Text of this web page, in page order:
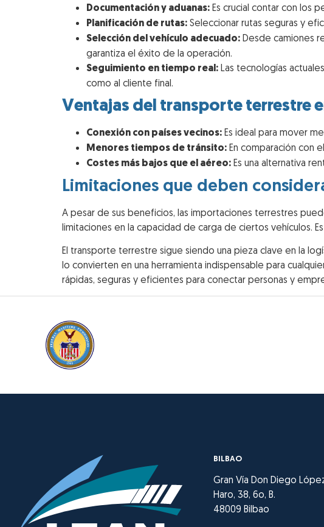
Documentación y aduanas: Es crucial contar con los
Planificación de rutas: Seleccionar rutas seguras y
Selección del vehículo adecuado: Desde camiones
garantiza el éxito de la operación.
Seguimiento en tiempo real: Las tecnologías
como al cliente final.
Ventajas del transporte terrestre
Conexión con países vecinos: Es ideal para mover
Menores tiempos de tránsito: En comparación con
Costes más bajos que el aéreo: Es una alternativa
Limitaciones que deben
A pesar de sus beneficios, las importaciones terrestres
limitaciones en la capacidad de carga de ciertos vehículos.
El transporte terrestre sigue siendo una pieza clave en la
lo convierten en una herramienta indispensable para
rápidas, seguras y eficientes para conectar personas y
BILBAO
Gran Vía Don Diego
Haro, 38, 6o, B.
48009 Bilbao